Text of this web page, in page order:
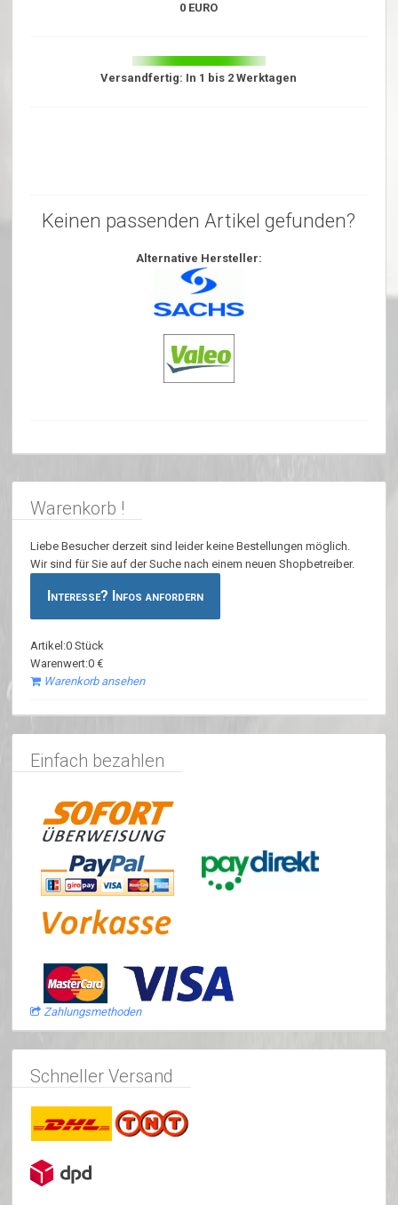
0 EURO
Versandfertig: In 1 bis 2 Werktagen
Keinen passenden Artikel gefunden?
Alternative Hersteller:
Warenkorb !
Liebe Besucher derzeit sind leider keine Bestellungen möglich.
Wir sind für Sie auf der Suche nach einem neuen Shopbetreiber.
Interesse? Infos anfordern
Artikel:0 Stück
Warenwert:0 €
Warenkorb ansehen
Einfach bezahlen
Zahlungsmethoden
Schneller Versand